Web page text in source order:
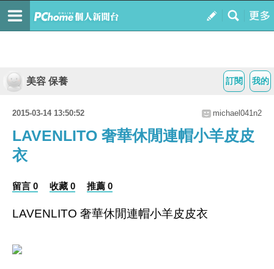
我的
訂閱
美容 保養
2015-03-14 13:50:52 michael041n2
LAVENLITO 奢華休閒連帽小羊皮皮
衣
留言 0 收藏 0 推薦 0
LAVENLITO 奢華休閒連帽小羊皮皮衣